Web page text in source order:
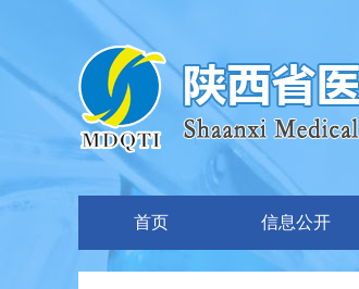
首页 信息公开